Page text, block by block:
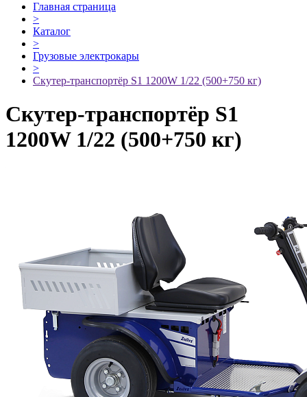
Главная страница
>
Каталог
>
Грузовые электрокары
>
Скутер-транспортёр S1 1200W 1/22 (500+750 кг)
Скутер-транспортёр S1
1200W 1/22 (500+750 кг)